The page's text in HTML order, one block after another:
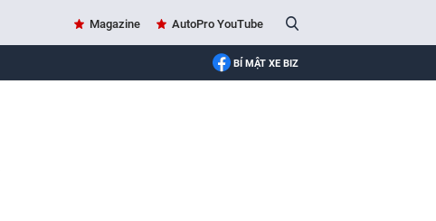
Magazine AutoPro YouTube
BÍ MẬT XE BIZ